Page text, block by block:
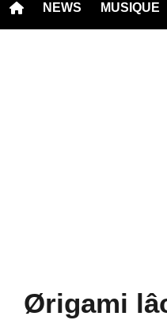
NEWS MUSIQUE
Ørigami